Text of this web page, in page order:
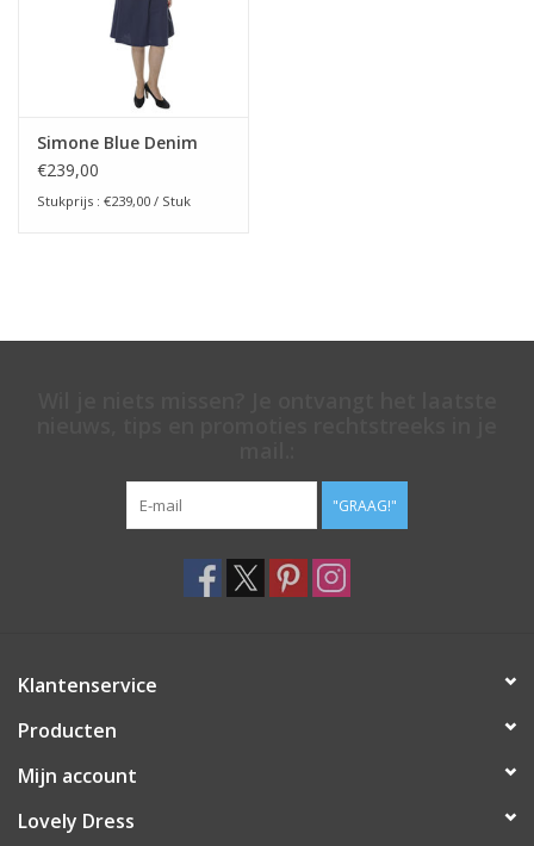
Simone Blue Denim
€239,00
Stukprijs : €239,00 / Stuk
"GRAAG!"
Klantenservice
Producten
Mijn account
Lovely Dress